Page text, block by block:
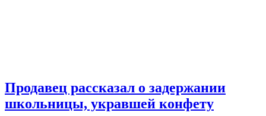
Продавец рассказал о задержании
школьницы, укравшей конфету